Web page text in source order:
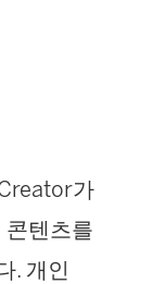
가
콘텐츠를
. 개인